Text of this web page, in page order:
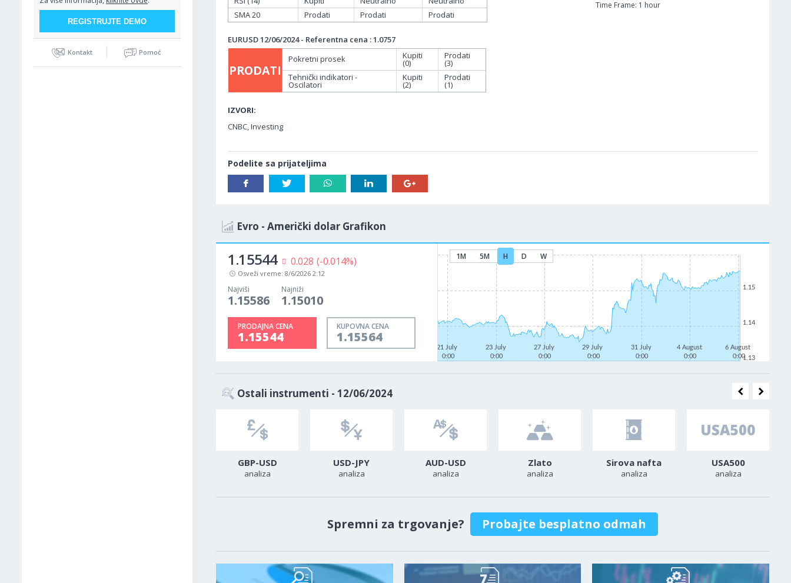
Kontakt Pomoć
Time Frame: 1 hour
SMA 20
Prodati Prodati Prodati
EURUSD 12/06/2024 - Referentna cena : 1.0757
PRODATI
Pokretni prosek Kupiti
(0)
Prodati
(3)
Tehnički indikatori -
Oscilatori
Kupiti
(2)
Prodati
(1)
IZVORI:
CNBC, Investing
Podelite sa prijateljima
Evro - Američki dolar Grafikon
1.15544 0.028 (-0.014%)
Osveži vreme: 8/6/2026 2:12
Najviši
1.15586
Najniži
1.15010
PRODAJNA CENA
1.15544
KUPOVNA CENA
1.15564
1M 5M H D W
21 July
0:00
23 July
0:00
27 July
0:00
29 July
0:00
31 July
0:00
4 August
0:00
6 August
0:001.13
1.14
1.15
Ostali instrumenti - 12/06/2024
GBP-USD
analiza
USD-JPY
analiza
AUD-USD
analiza
Zlato
analiza
Sirova nafta
analiza
USA500
analiza
Spremni za trgovanje? Probajte besplatno odmah